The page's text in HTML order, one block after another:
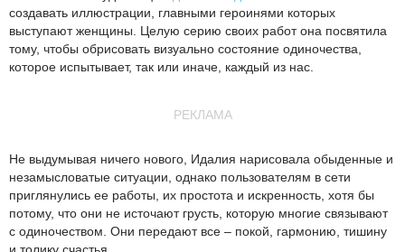
создавать иллюстрации, главными героинями которых
выступают женщины. Целую серию своих работ она посвятила
тому, чтобы обрисовать визуально состояние одиночества,
которое испытывает, так или иначе, каждый из нас.
РЕКЛАМА
Не выдумывая ничего нового, Идалия нарисовала обыденные и
незамысловатые ситуации, однако пользователям в сети
приглянулись ее работы, их простота и искренность, хотя бы
потому, что они не источают грусть, которую многие связывают
с одиночеством. Они передают все – покой, гармонию, тишину